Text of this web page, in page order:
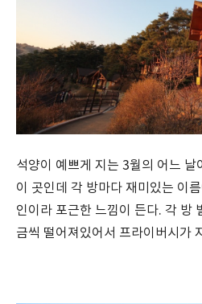
석양이 예쁘게 지는 3월의 어느 날
이 곳인데 각 방마다 재미있는 이
인이라 포근한 느낌이 든다. 각 방
금씩 떨어져있어서 프라이버시가